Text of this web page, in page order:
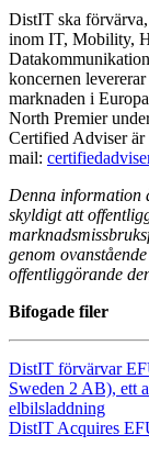
DistIT ska
inom IT, Mobility,
koncernen
marknaden i
North Premier
Certified Adviser
mail:
Denna information
skyldigt att
genom
offentliggörande
Bifogade filer
DistIT förvärvar
Sweden 2 AB), ett
elbilsladdning
DistIT Acquires